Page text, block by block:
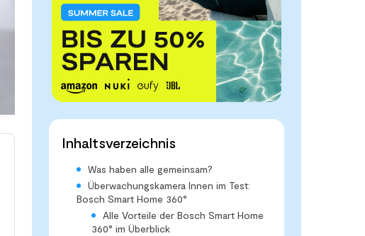
Inhaltsverzeichnis
Was haben alle gemeinsam?
Überwachungskamera Innen im Test:
Bosch Smart Home 360°
Alle Vorteile der Bosch Smart Home
360° im Überblick